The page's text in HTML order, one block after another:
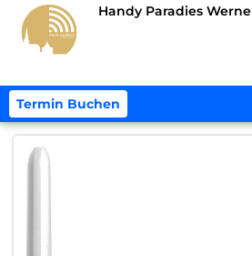
Handy Paradies Werne
Termin Buchen